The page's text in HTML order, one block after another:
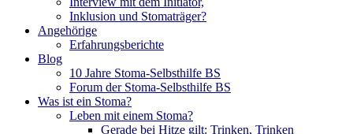
Inklusion und Stomaträger?
Angehörige
Erfahrungsberichte
Blog
10 Jahre Stoma-Selbsthilfe BS
Forum der Stoma-Selbsthilfe BS
Was ist ein Stoma?
Leben mit einem Stoma?
Gerade bei Hitze gilt: Trinken, Trinken